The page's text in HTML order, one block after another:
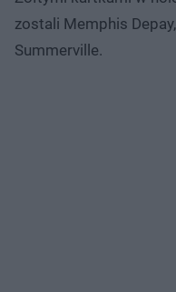
zostali Memphis
Summerville.